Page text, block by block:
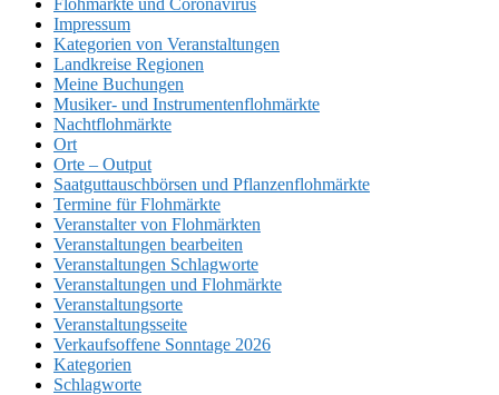
Impressum
Kategorien von Veranstaltungen
Landkreise Regionen
Meine Buchungen
Musiker- und Instrumentenflohmärkte
Nachtflohmärkte
Ort
Orte – Output
Saatguttauschbörsen und Pflanzenflohmärkte
Termine für Flohmärkte
Veranstalter von Flohmärkten
Veranstaltungen bearbeiten
Veranstaltungen Schlagworte
Veranstaltungen und Flohmärkte
Veranstaltungsorte
Veranstaltungsseite
Verkaufsoffene Sonntage 2026
Kategorien
Schlagworte